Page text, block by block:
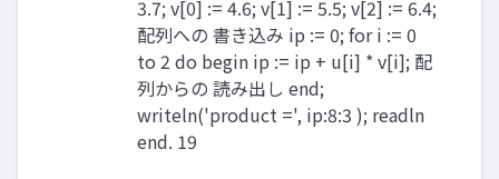
3.7; v[0] := 4.6; v[1] := 5.5; v[2] := 6.4;
配列への 書き込み ip := 0; for i := 0
to 2 do begin ip := ip + u[i] * v[i]; 配
列からの 読み出し end;
writeln('product =', ip:8:3 ); readln
end. 19